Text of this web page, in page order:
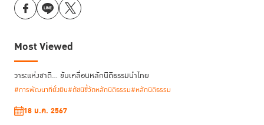
ดร.พิเศษ สอาดเย็น ผู้อำนวยการสถาบันฯ กล่าวว่า “TIJ ยินดีอย่างยิ่งที่ได้
ร่วมงานกับองค์การที่มีเป้าหมายคล้ายกันในการเสริมสร้างหลักนิติธรรม และ
เหนือจากกระบวนการยุติธรรมโดยตรงได้มากยิ่งขึ้น และนำพาให้ผู้คนเหล่านั้น
Most Viewed
วาระแห่งชาติ… ขับเคลื่อนหลักนิติธรรมนำไทย
#การพัฒนาที่ยั่งยืน#ดัชนีชี้วัดหลักนิติธรรม#หลักนิติธรรม
18 ม.ค. 2567